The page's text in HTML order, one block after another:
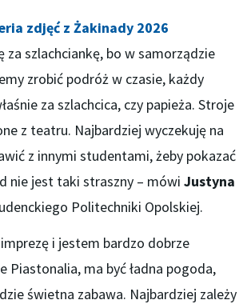
zdjęć z Żakinady 2026
za szlachciankę, bo w samorządzie
zrobić podróż w czasie, każdy
za szlachcica, czy papieża. Stroje
z teatru. Najbardziej wyczekuję na
z innymi studentami, żeby pokazać
nie jest taki straszny – mówi Justyna
Politechniki Opolskiej.
imprezę i jestem bardzo dobrze
Piastonalia, ma być ładna pogoda,
świetna zabawa. Najbardziej zależy